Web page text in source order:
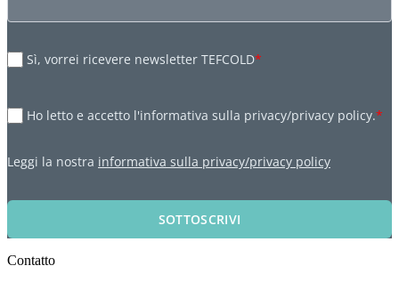
Sì, vorrei ricevere newsletter TEFCOLD*
Ho letto e accetto l'informativa sulla privacy/privacy policy.*
Leggi la nostra informativa sulla privacy/privacy policy
SOTTOSCRIVI
Contatto